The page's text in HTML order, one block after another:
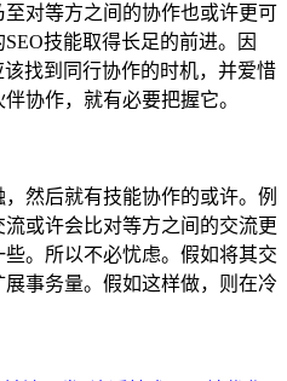
对等方之间的协作也或许更可
技能取得长足的前进。因
找到同行协作的时机，并爱惜
协作，就有必要把握它。
然后就有技能协作的或许。例
或许会比对等方之间的交流更
。所以不必忧虑。假如将其交
事务量。假如这样做，则在冷